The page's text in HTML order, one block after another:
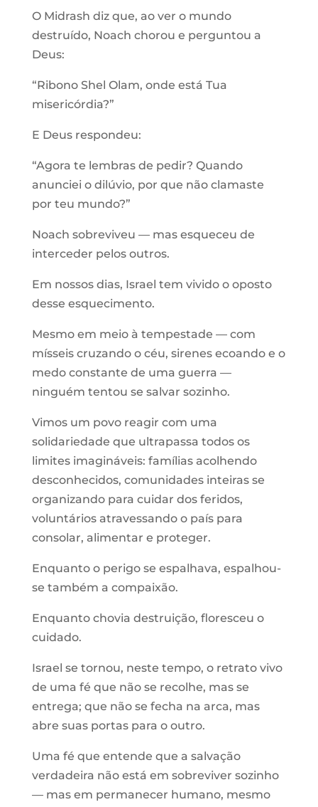
O Midrash diz que, ao ver o mundo
destruído, Noach chorou e perguntou a
Deus:
“Ribono Shel Olam, onde está Tua
misericórdia?”
E Deus respondeu:
“Agora te lembras de pedir? Quando
anunciei o dilúvio, por que não clamaste
por teu mundo?”
Noach sobreviveu — mas esqueceu de
interceder pelos outros.
Em nossos dias, Israel tem vivido o oposto
desse esquecimento.
Mesmo em meio à tempestade — com
mísseis cruzando o céu, sirenes ecoando e o
medo constante de uma guerra —
ninguém tentou se salvar sozinho.
Vimos um povo reagir com uma
solidariedade que ultrapassa todos os
limites imagináveis: famílias acolhendo
desconhecidos, comunidades inteiras se
organizando para cuidar dos feridos,
voluntários atravessando o país para
consolar, alimentar e proteger.
Enquanto o perigo se espalhava, espalhou-
se também a compaixão.
Enquanto chovia destruição, floresceu o
cuidado.
Israel se tornou, neste tempo, o retrato vivo
de uma fé que não se recolhe, mas se
entrega; que não se fecha na arca, mas
abre suas portas para o outro.
Uma fé que entende que a salvação
verdadeira não está em sobreviver sozinho
— mas em permanecer humano, mesmo